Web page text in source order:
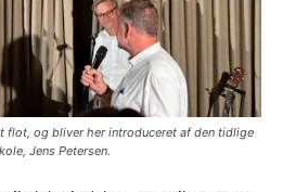
flot, og bliver her introduceret af den tidlige
Jens Petersen.